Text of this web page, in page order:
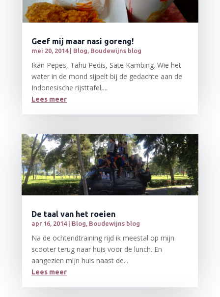
Geef mij maar nasi goreng!
mei 20, 2014| Blog, Boudewijns blog
Ikan Pepes, Tahu Pedis, Sate Kambing. Wie het
water in de mond sijpelt bij de gedachte aan de
Indonesische rijsttafel,...
Lees meer
De taal van het roeien
apr 16, 2014| Blog, Boudewijns blog
Na de ochtendtraining rijd ik meestal op mijn
scooter terug naar huis voor de lunch. En
aangezien mijn huis naast de...
Lees meer